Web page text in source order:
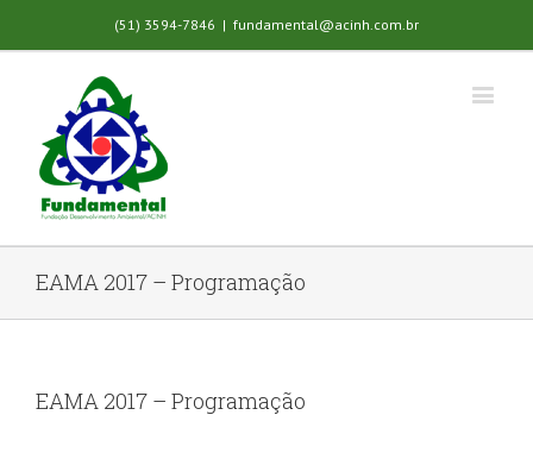
(51) 3594-7846 | fundamental@acinh.com.br
EAMA 2017 – Programação
EAMA 2017 – Programação